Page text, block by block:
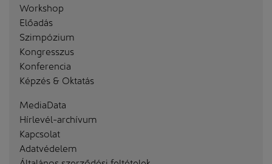
Workshop
Előadás
Szimpózium
Kongresszus
Konferencia
Képzés & Oktatás
MediaData
Hírlevél-archívum
Kapcsolat
Adatvédelem